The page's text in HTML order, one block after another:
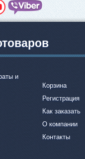
и
Корзина
Регистрация
Как заказать
О компании
Контакты